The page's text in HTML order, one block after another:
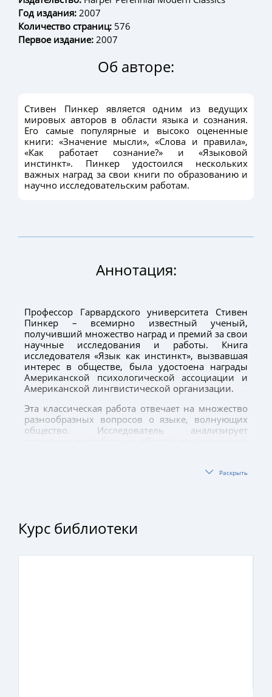
Год издания: 2007
Количество страниц: 576
Первое издание: 2007
Об авторе:
Стивен Пинкер является одним из ведущих
мировых авторов в области языка и сознания.
Его самые популярные и высоко оцененные
книги: «Значение мысли», «Слова и правила»,
«Как работает сознание?» и «Языковой
инстинкт». Пинкер удостоился нескольких
важных наград за свои книги по образованию и
научно исследовательским работам.
Аннотация:
Профессор Гарвардского университета Стивен
Пинкер – всемирно известный ученый,
получивший множество наград и премий за свои
научные исследования и работы. Книга
исследователя «Язык как инстинкт», вызвавшая
интерес в обществе, была удостоена награды
Американской психологической ассоциации и
Американской лингвистической организации.
Эта классическая работа отвечает на множество
разнообразных вопросов о языке, волнующих
общество. Исследователь анализирует
подробно объясняет, как функционирует язык,
широкой общественности, интересующейся
лингвистикой и психологией.
Раскрыть
Курс библиотеки